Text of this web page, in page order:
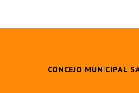
CONCEJO MUNICIPAL